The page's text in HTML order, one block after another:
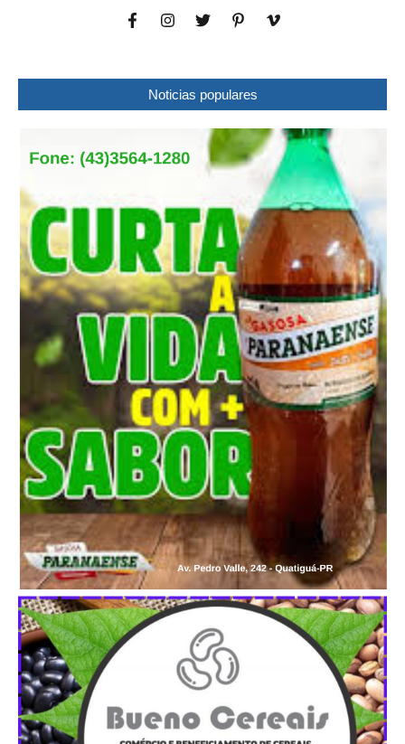
Noticias populares